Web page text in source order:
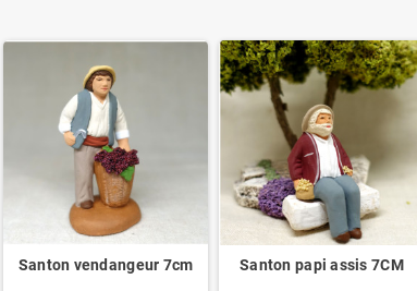
Santon vendangeur 7cm Santon papi assis 7CM